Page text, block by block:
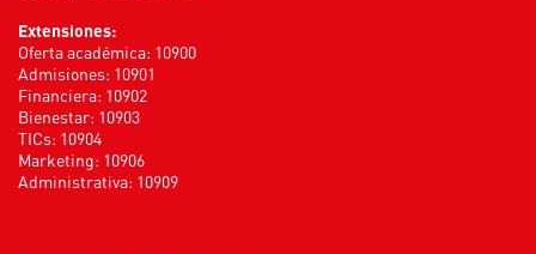
Extensiones:
Oferta académica: 10900
Admisiones: 10901
Financiera: 10902
Bienestar: 10903
TICs: 10904
Marketing: 10906
Administrativa: 10909